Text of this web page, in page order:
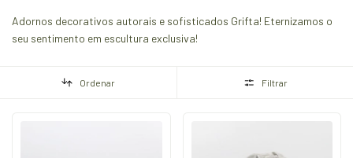
Adornos decorativos autorais e sofisticados Grifta! Eternizamos o
seu sentimento em escultura exclusiva!
Ordenar Filtrar